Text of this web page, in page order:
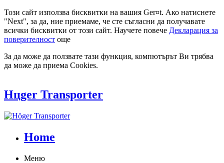
Този сайт използва бисквитки на вашия Ger¤t. Ако натиснете
"Next", за да, ние приемаме, че сте съгласни да получавате
всички бисквитки от този сайт. Научете повече Декларация за
поверителност още
За да може да ползвате тази функция, компютърът Ви трябва
да може да приема Cookies.
Hцger Transporter
Home
Меню